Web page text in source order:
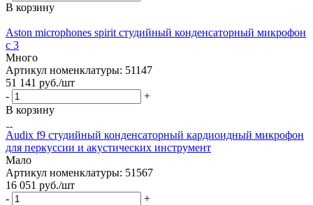
В корзину
Aston microphones spirit студийный конденсаторный микрофон
с 3
Много
Артикул номенклатуры: 51147
51 141 руб./шт
-
+
В корзину
Audix f9 студийный конденсаторный кардиоидный микрофон
для перкуссии и акустических инструмент
Мало
Артикул номенклатуры: 51567
16 051 руб./шт
-
+